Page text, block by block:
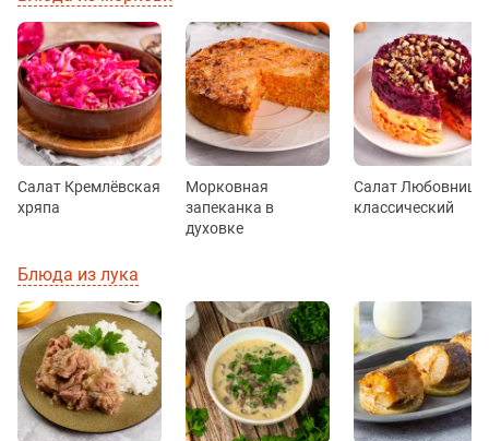
Салат Кремлёвская
хряпа
Морковная
запеканка в
духовке
Салат Любовница
классический
Блюда из лука